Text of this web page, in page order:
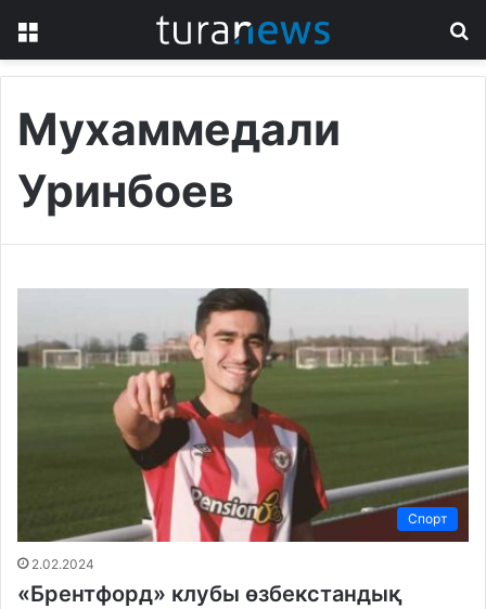
Мухаммедали
Уринбоев
Спорт
2.02.2024
«Брентфорд» клубы өзбекстандық